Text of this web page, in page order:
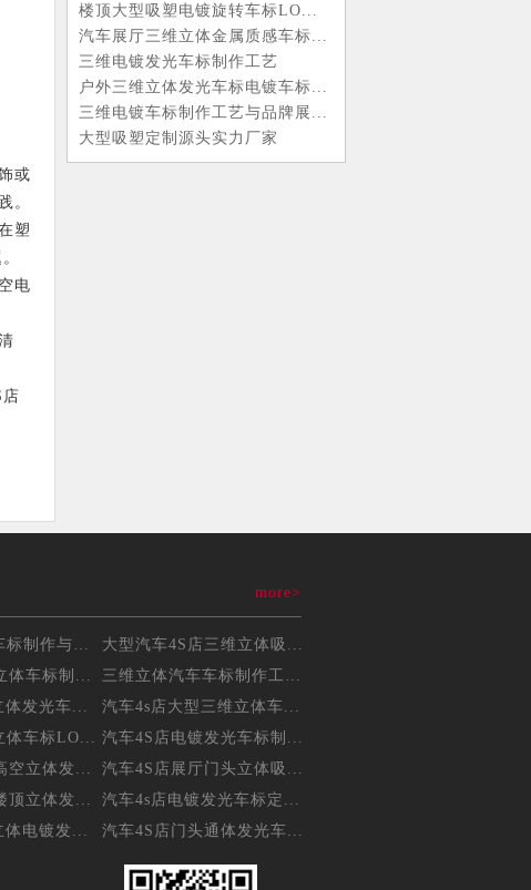
或
。
塑
电
楼顶大型吸塑电镀旋转车标LO...
汽车展厅三维立体金属质感车标...
三维电镀发光车标制作工艺
户外三维立体发光车标电镀车标...
三维电镀车标制作工艺与品牌展...
大型吸塑定制源头实力厂家
more>
大型汽车4S店三维立体吸...
体车标制...
发光车...
汽车4s店大型三维立体车...
车标LO...
汽车4S店电镀发光车标制...
空立体发...
汽车4S店展厅门头立体吸...
顶立体发...
汽车4s店电镀发光车标定...
电镀发...
汽车4S店门头通体发光车...